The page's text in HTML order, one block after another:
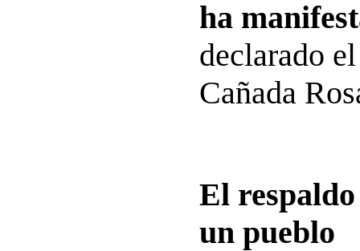
ha
declarado
Cañada
El
un pueblo